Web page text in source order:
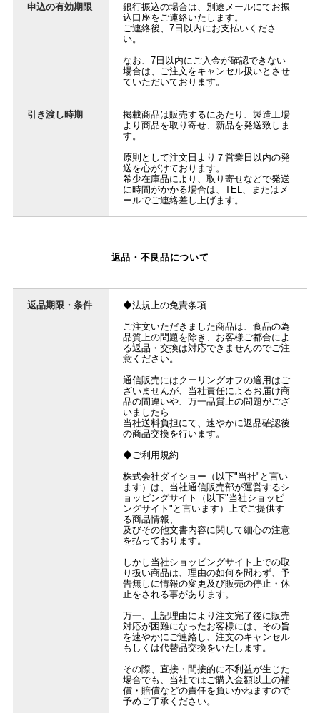
申込の有効期限
銀行振込の場合は、別途メールにてお振
込口座をご連絡いたします。
ご連絡後、7日以内にお支払いくださ
い。
なお、7日以内にご入金が確認できない
場合は、ご注文をキャンセル扱いとさせ
ていただいております。
引き渡し時期
掲載商品は販売するにあたり、製造工場
より商品を取り寄せ、新品を発送致しま
す。
原則として注文日より７営業日以内の発
送を心がけております。
希少在庫品により、取り寄せなどで発送
に時間がかかる場合は、TEL、またはメ
ールでご連絡差し上げます。
返品・不良品について
返品期限・条件
◆法規上の免責条項
ご注文いただきました商品は、食品の為
品質上の問題を除き、お客様ご都合によ
る返品・交換は対応できませんのでご注
意ください。
通信販売にはクーリングオフの適用はご
ざいませんが、当社責任によるお届け商
品の間違いや、万一品質上の問題がござ
いましたら
当社送料負担にて、速やかに返品確認後
の商品交換を行います。
◆ご利用規約
株式会社ダイショー（以下"当社"と言い
ます）は、当社通信販売部が運営するシ
ョッピングサイト（以下"当社ショッピ
ングサイト"と言います）上でご提供す
る商品情報、
及びその他文書内容に関して細心の注意
を払っております。
しかし当社ショッピングサイト上での取
り扱い商品は、理由の如何を問わず、予
告無しに情報の変更及び販売の停止・休
止をされる事があります。
万一、上記理由により注文完了後に販売
対応が困難になったお客様には、その旨
を速やかにご連絡し、注文のキャンセル
もしくは代替品交換をいたします。
その際、直接・間接的に不利益が生じた
場合でも、当社ではご購入金額以上の補
償・賠償などの責任を負いかねますので
予めご了承ください。